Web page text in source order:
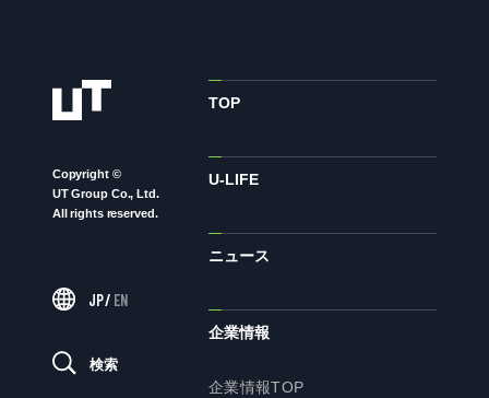
企業情報
企業情報TOP
企業理念
ブランドマーク
会社概要
Copyright ©
UT Group Co., Ltd.
All rights reserved.
JP/ EN
検索
TOP
U-LIFE
ニュース
企業情報
企業情報TOP